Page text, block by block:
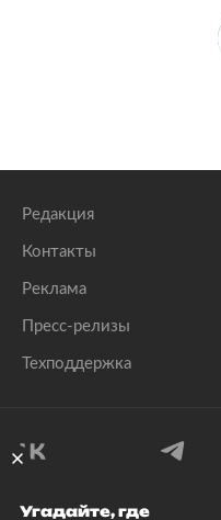
Редакция
Контакты
Реклама
Пресс-релизы
Техподдержка
Угадайте, где